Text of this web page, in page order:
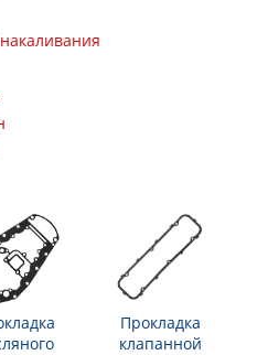
Прокладка
клапанной